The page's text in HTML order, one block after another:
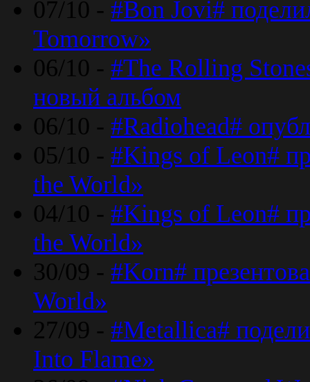
07/10 - #Bon Jovi#
Tomorrow»
06/10 - #The Rolling
новый альбом
06/10 - #Radiohead#
05/10 - #Kings of Leon#
the World»
04/10 - #Kings of Leon#
the World»
30/09 - #Korn#
World»
27/09 - #Metallica#
Into Flame»